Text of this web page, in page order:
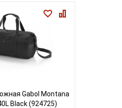
Gabol Montana
Black (924725)